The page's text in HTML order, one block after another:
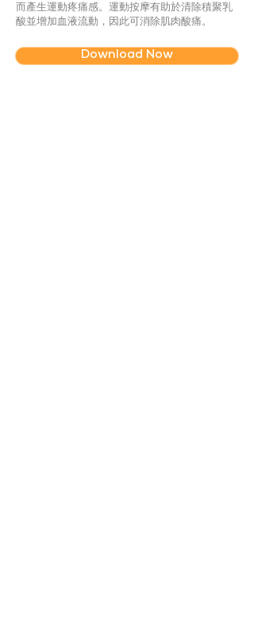
而產生運動疼痛感。運動按摩有助於清除積聚乳
酸並增加血液流動，因此可消除肌肉酸痛。
Download Now